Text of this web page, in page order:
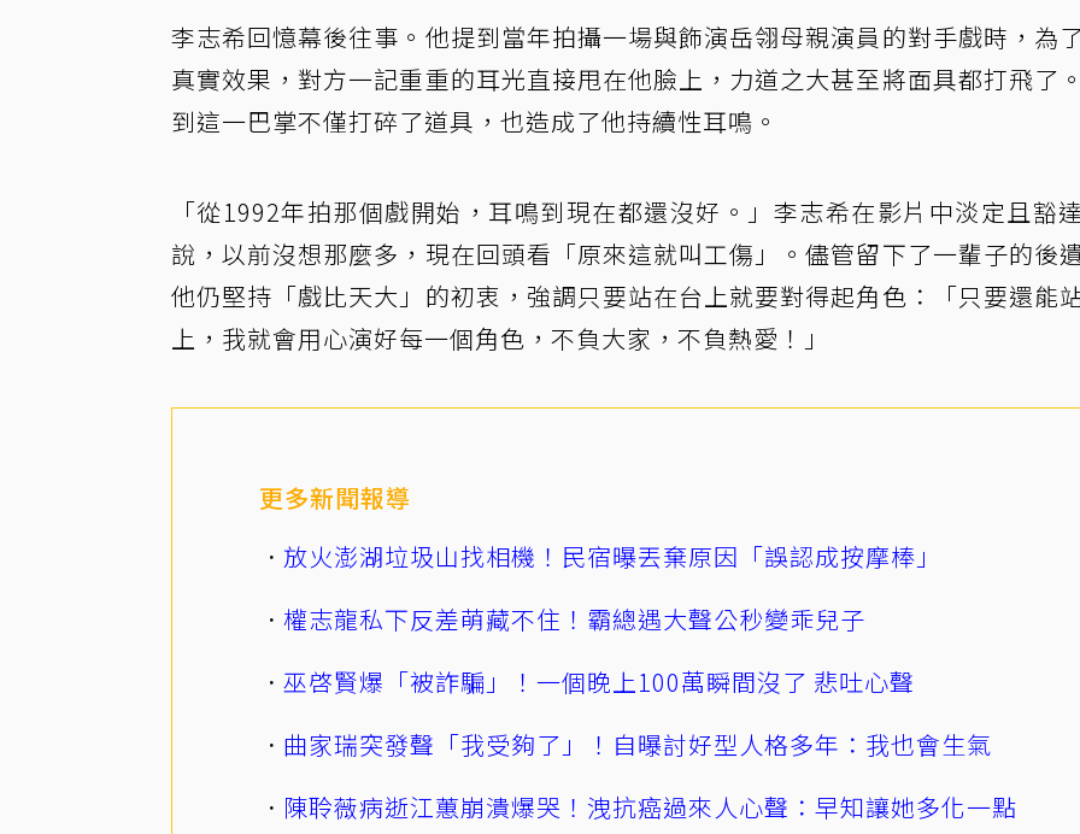
李志希回憶幕後往事。他提到當年拍攝一場與飾演岳翎母親演員的對手戲時，為
真實效果，對方一記重重的耳光直接甩在他臉上，力道之大甚至將面具都打飛了
到這一巴掌不僅打碎了道具，也造成了他持續性耳鳴。
「從1992年拍那個戲開始，耳鳴到現在都還沒好。」李志希在影片中淡定且豁
說，以前沒想那麼多，現在回頭看「原來這就叫工傷」。儘管留下了一輩子的後
他仍堅持「戲比天大」的初衷，強調只要站在台上就要對得起角色：「只要還能
上，我就會用心演好每一個角色，不負大家，不負熱愛！」
更多新聞報導
放火澎湖垃圾山找相機！民宿曝丟棄原因「誤認成按摩棒」
權志龍私下反差萌藏不住！霸總遇大聲公秒變乖兒子
巫啓賢爆「被詐騙」！一個晚上100萬瞬間沒了 悲吐心聲
曲家瑞突發聲「我受夠了」！自曝討好型人格多年：我也會生氣
陳聆薇病逝江蕙崩潰爆哭！洩抗癌過來人心聲：早知讓她多化一點